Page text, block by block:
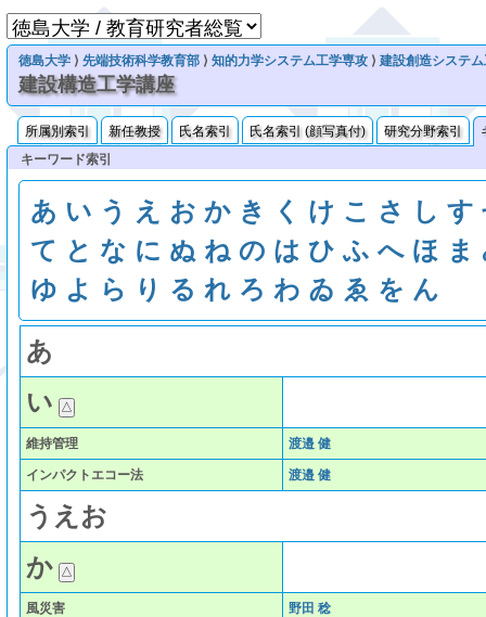
徳島大学 ⟩先端技術科学教育部 ⟩知的力学システム工学専攻 ⟩建設創造システ
建設構造工学講座
所属別索引 新任教授 氏名索引 氏名索引 (顔写真付) 研究分野索引
キーワード索引
あ い う え お か き く け こ さ し す
て と な に ぬ ね の は ひ ふ へ ほ ま
ゆ よ ら り る れ ろ わ ゐ ゑ を ん
あ
い
維持管理 渡邉 健
インパクトエコー法 渡邉 健
う え お
か
風災害 野田 稔